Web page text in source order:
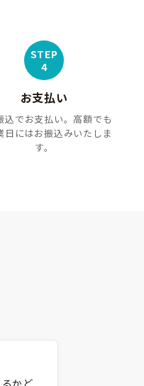
STEP
4
お支払い
込でお支払い。高額でも
日にはお振込みいたしま
す。
かど